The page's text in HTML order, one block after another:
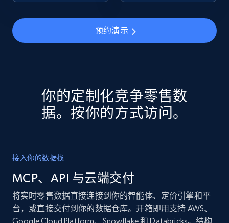
预约演示
你的定制化竞争零售数
据。按你的方式访问。
接入你的数据栈
MCP、API 与云端交付
将实时零售数据直接连接到你的智能体、定价引擎和平
台，或直接交付到你的数据仓库。开箱即用支持 AWS、